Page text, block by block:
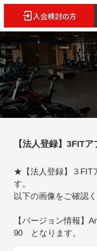
入会検討の方
ホーム
店舗検索
3FITとは
よくあるご質問
法人会員のご案内
入会検討の方
【法人登録】3FIT
★【法人登録】３FIT
す。
以下の画像をご確認く
【バージョン情報
90 となります。